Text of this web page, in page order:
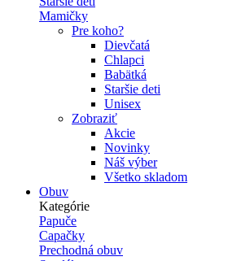
Mamičky
Pre koho?
Dievčatá
Chlapci
Babätká
Staršie deti
Unisex
Zobraziť
Akcie
Novinky
Náš výber
Všetko skladom
Obuv
Kategórie
Papuče
Capačky
Prechodná obuv